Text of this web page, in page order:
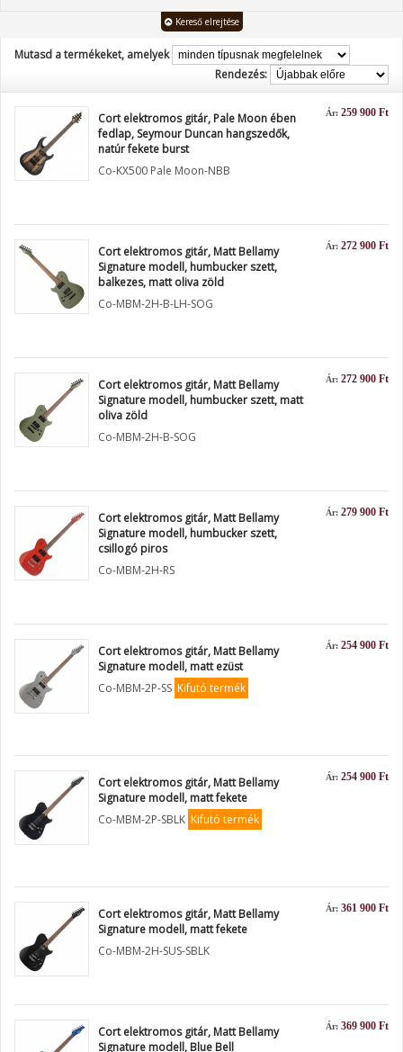
Kereső elrejtése
Mutasd a termékeket, amelyek
Rendezés:
Ár: 259 900 Ft
Cort elektromos gitár, Pale Moon ében
fedlap, Seymour Duncan hangszedők,
natúr fekete burst
Co-KX500 Pale Moon-NBB
Ár: 272 900 Ft
Cort elektromos gitár, Matt Bellamy
Signature modell, humbucker szett,
balkezes, matt oliva zöld
Co-MBM-2H-B-LH-SOG
Ár: 272 900 Ft
Cort elektromos gitár, Matt Bellamy
Signature modell, humbucker szett, matt
oliva zöld
Co-MBM-2H-B-SOG
Ár: 279 900 Ft
Cort elektromos gitár, Matt Bellamy
Signature modell, humbucker szett,
csillogó piros
Co-MBM-2H-RS
Ár: 254 900 Ft
Cort elektromos gitár, Matt Bellamy
Signature modell, matt ezüst
Co-MBM-2P-SS Kifutó termék
Ár: 254 900 Ft
Cort elektromos gitár, Matt Bellamy
Signature modell, matt fekete
Co-MBM-2P-SBLK Kifutó termék
Ár: 361 900 Ft
Cort elektromos gitár, Matt Bellamy
Signature modell, matt fekete
Co-MBM-2H-SUS-SBLK
Ár: 369 900 Ft
Cort elektromos gitár, Matt Bellamy
Signature modell, Blue Bell